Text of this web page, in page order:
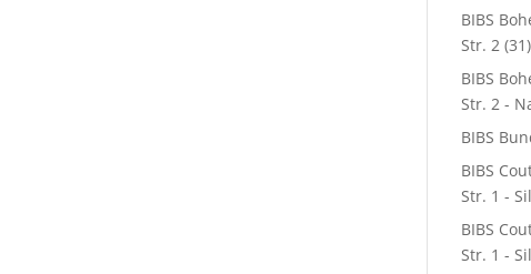
BIBS
Str. 2 (31)
BIBS
Str. 2 -
BIBS
BIBS
Str. 1 -
BIBS
Str. 1 -